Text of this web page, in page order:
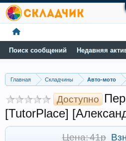
Главная Складчины Авто-мото
Доступно
[TutorPlace]
Цена: 41р
Поиск сообщений Недавняя